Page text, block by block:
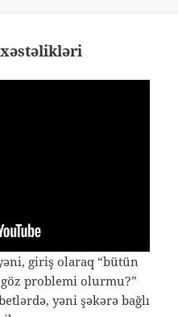
giriş olaraq “bütün
problemi olurmu?”
yəni şəkərə bağlı